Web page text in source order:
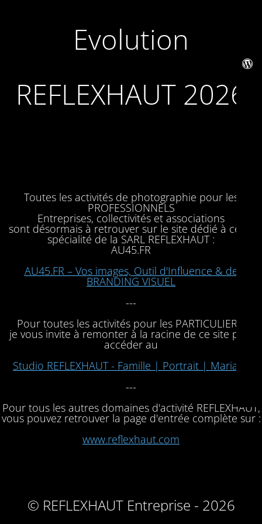
Evolution
REFLEXHAUT 2026
Toutes les activités de photographie pour les
PROFESSIONNELS
Entreprises, collectivités et associations
sont désormais à retrouver sur le site dédié à cette
spécialité de la SARL REFLEXHAUT :
AU45.FR
AU45.FR – Vos images, Outil d'Influence & de
BRANDING VISUEL
---
Pour toutes les activités pour les PARTICULIERS,
je vous invite à remonter à la racine de ce site pour
accéder au
Studio REFLEXHAUT - Famille | Portrait | Mariage
---
Pour tous les autres domaines d'activité REFLEXHAUT,
vous pouvez retrouver la page d'entrée complète sur :
www.reflexhaut.com
© REFLEXHAUT Entreprise - 2026